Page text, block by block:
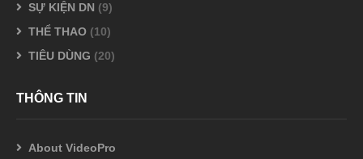
SỰ KIỆN DN (9)
THỂ THAO (10)
TIÊU DÙNG (20)
THÔNG TIN
About VideoPro